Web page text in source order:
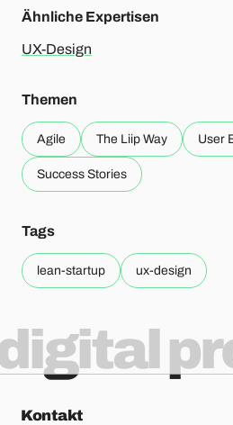
Ähnliche Expertisen
UX-Design
Themen
Agile The Liip Way User
Success Stories
Tags
lean-startup ux-design
Kontakt